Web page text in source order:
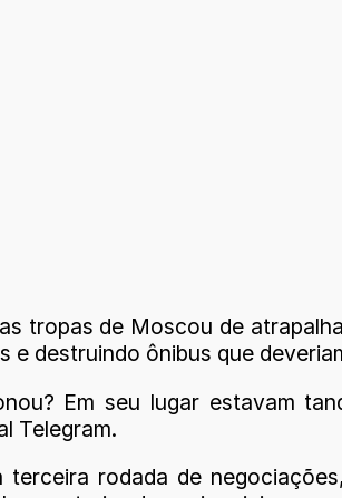
tropas de Moscou de
destruindo ônibus que
Em seu lugar estavam
Telegram.
rodada de